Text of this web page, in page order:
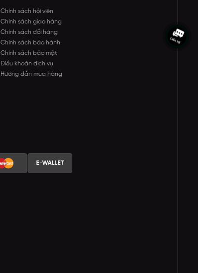
Chính sách hội viên
Chính sách giao hàng
Chính sách đổi hàng
Chính sách bảo hành
Chính sách bảo mật
Điều khoản dịch vụ
Hướng dẫn mua hàng